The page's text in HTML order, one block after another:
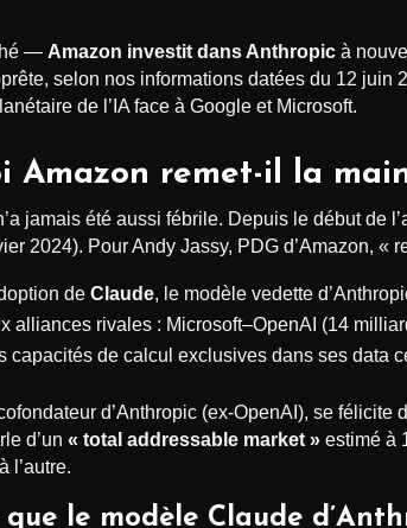
— Amazon investit dans Anthropic à
selon nos informations datées du 12
de l’IA face à Google et Microsoft.
Amazon remet-il la
jamais été aussi fébrile. Depuis le début de
2024). Pour Andy Jassy, PDG d’Amazon, «
de Claude, le modèle vedette
alliances rivales : Microsoft–OpenAI (14
capacités de calcul exclusives dans ses data
d’Anthropic (ex-OpenAI), se
d’un « total addressable market » estimé à
l’autre.
que le modèle Claude